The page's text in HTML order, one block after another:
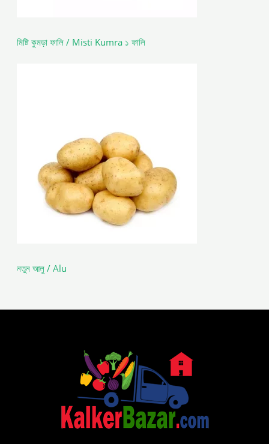
মিষ্টি কুমড়া ফালি / Misti Kumra ১ ফালি
নতুন আলু / Alu